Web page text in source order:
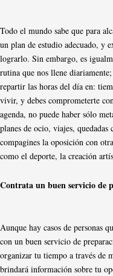
Todo el mundo sabe que para
un plan de estudio adecuado, y
lograrlo. Sin embargo, es
rutina que nos llene
repartir las horas del día en:
vivir, y debes comprometerte
agenda, no puede haber sólo
planes de ocio, viajes,
compagines la oposición con
como el deporte, la creación
Contrata un buen servicio de
Aunque hay casos de personas
con un buen servicio de
organizar tu tiempo a través de
brindará información sobre tu